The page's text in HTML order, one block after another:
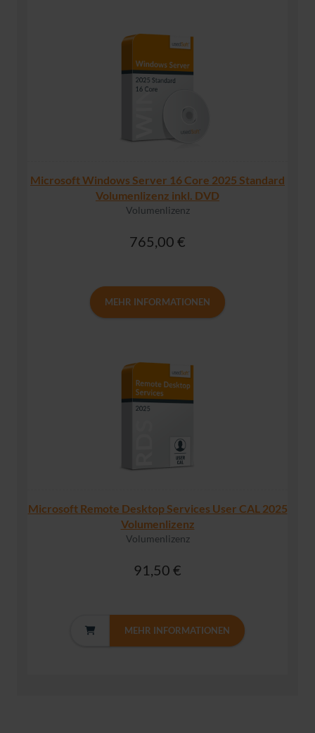
Microsoft Windows Server 16 Core 2025 Standard
Volumenlizenz inkl. DVD
Volumenlizenz
765,00 €
MEHR INFORMATIONEN
Microsoft Remote Desktop Services User CAL 2025
Volumenlizenz
Volumenlizenz
91,50 €
MEHR INFORMATIONEN